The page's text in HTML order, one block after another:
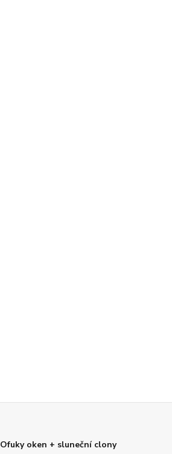
Ofuky oken + sluneční clony